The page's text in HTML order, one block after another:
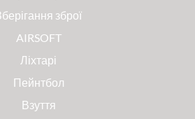
зброї
AIRSOFT
Ліхтарі
Пейнтбол
Взуття